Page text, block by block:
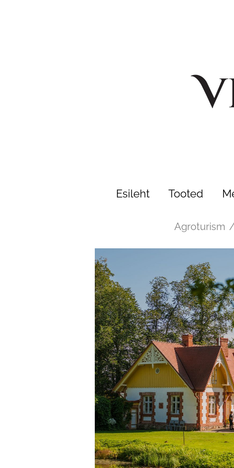
Esileht Tooted
Agroturism